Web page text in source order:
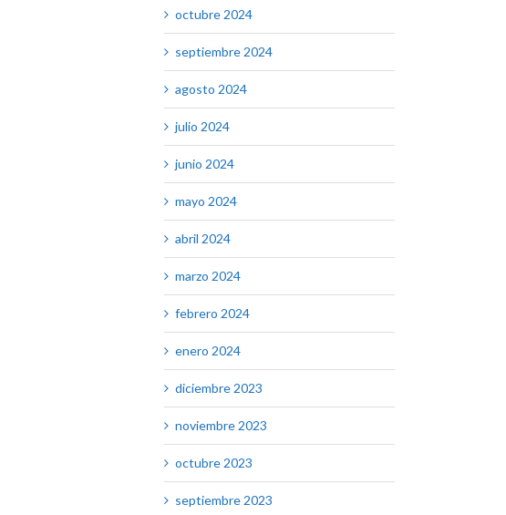
octubre 2024
septiembre 2024
agosto 2024
julio 2024
junio 2024
mayo 2024
abril 2024
marzo 2024
febrero 2024
enero 2024
diciembre 2023
noviembre 2023
octubre 2023
septiembre 2023